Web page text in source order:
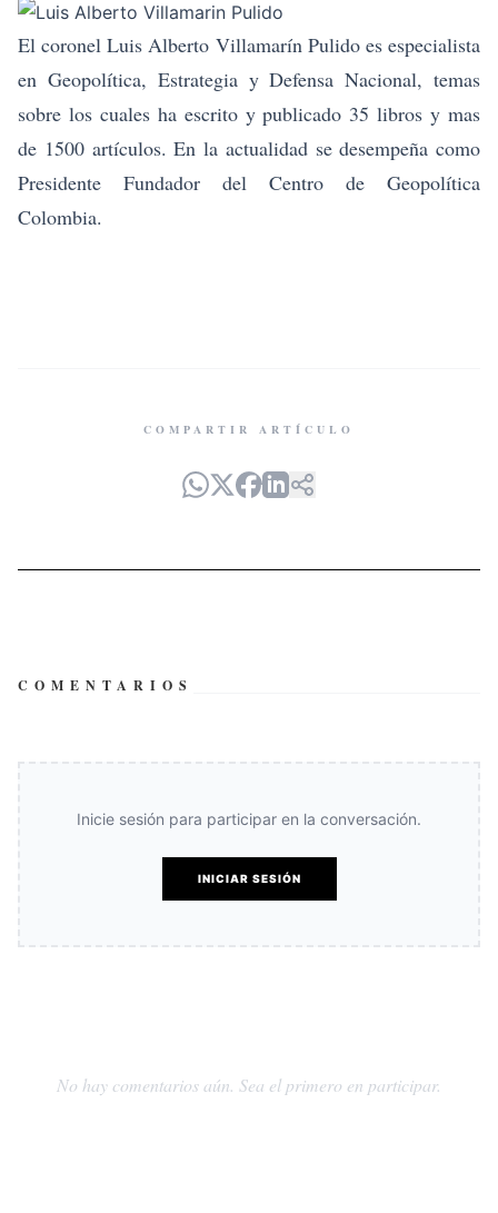
El coronel Luis Alberto Villamarín Pulidoes especialista
en Geopolítica, Estrategia y Defensa Nacional, temas
sobre los cuales ha escrito y publicado 35 libros y mas
de 1500 artículos. En la actualidad se desempeña como
Presidente Fundador del Centro de Geopolítica
Colombia.
COMPARTIR ARTÍCULO
COMENTARIOS
Inicie sesión para participar en la conversación.
INICIAR SESIÓN
No hay comentarios aún. Sea el primero en participar.